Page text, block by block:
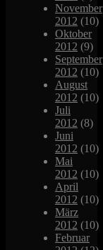
November
2012 (10)
Oktober
2012 (9)
September
2012 (10)
August
2012 (10)
Juli
2012 (8)
Juni
2012 (10)
Mai
2012 (10)
April
2012 (10)
März
2012 (10)
Februar